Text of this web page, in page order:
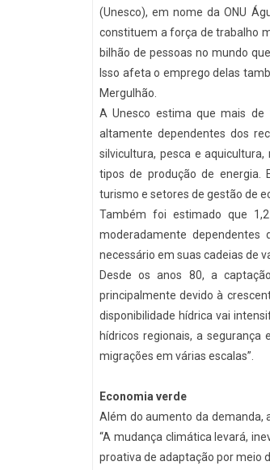
(Unesco), em nome da ONU
constituem a força de trabalho
bilhão de pessoas no mundo
Isso afeta o emprego delas
Mergulhão.
A Unesco estima que mais
altamente dependentes dos
silvicultura, pesca e
tipos de produção de energia.
turismo e setores de gestão de
Também foi estimado que
moderadamente
necessário em suas cadeias de
Desde os anos 80, a
principalmente devido à
disponibilidade hídrica vai
hídricos regionais, a segurança
migrações em várias escalas”.
Economia verde
Além do aumento da demanda,
“A mudança climática levará,
proativa de adaptação por meio